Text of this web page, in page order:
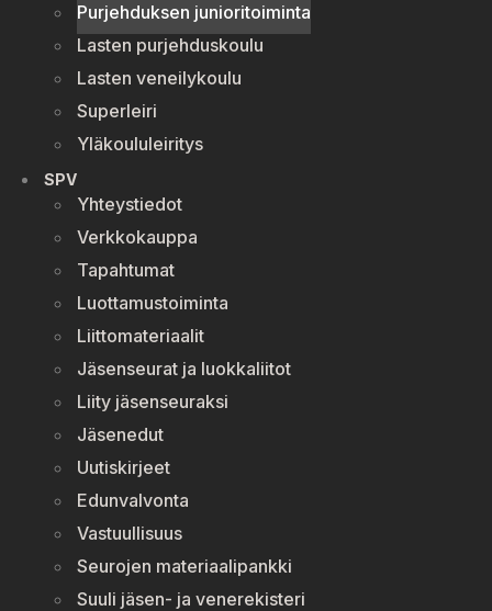
Purjehduksen junioritoiminta
Lasten purjehduskoulu
Lasten veneilykoulu
Superleiri
Yläkoululeiritys
SPV
Yhteystiedot
Verkkokauppa
Tapahtumat
Luottamustoiminta
Liittomateriaalit
Jäsenseurat ja luokkaliitot
Liity jäsenseuraksi
Jäsenedut
Uutiskirjeet
Edunvalvonta
Vastuullisuus
Seurojen materiaalipankki
Suuli jäsen- ja venerekisteri